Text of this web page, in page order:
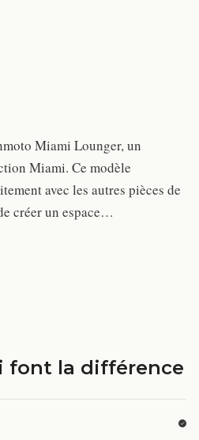
Miami Lounger, un
Miami. Ce modèle
avec les autres pièces de
créer un espace…
font la différence